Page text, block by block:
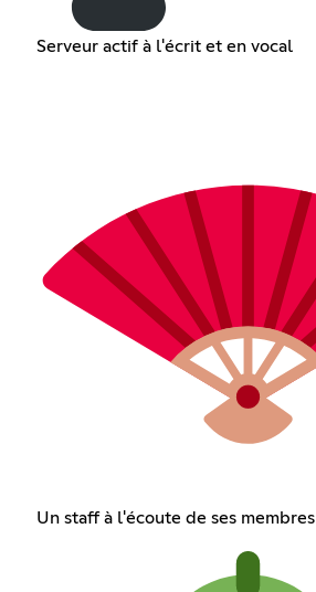
Serveur actif à l'écrit et en vocal
Un staff à l'écoute de ses membres